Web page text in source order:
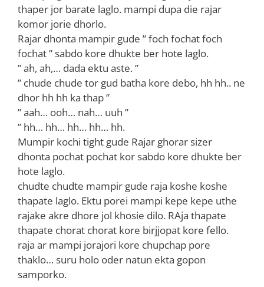
thaper jor barate laglo. mampi dupa die rajar
komor jorie dhorlo.
Rajar dhonta mampir gude ” foch fochat foch
fochat ” sabdo kore dhukte ber hote laglo.
” ah, ah,… dada ektu aste. ”
” chude chude tor gud batha kore debo, hh hh.. ne
dhor hh hh ka thap ”
” aah… ooh… nah… uuh ”
” hh… hh… hh… hh… hh.
Mumpir kochi tight gude Rajar ghorar sizer
dhonta pochat pochat kor sabdo kore dhukte ber
hote laglo.
chudte chudte mampir gude raja koshe koshe
thapate laglo. Ektu porei mampi kepe kepe uthe
rajake akre dhore jol khosie dilo. RAja thapate
thapate chorat chorat kore birjjopat kore fello.
raja ar mampi jorajori kore chupchap pore
thaklo… suru holo oder natun ekta gopon
samporko.